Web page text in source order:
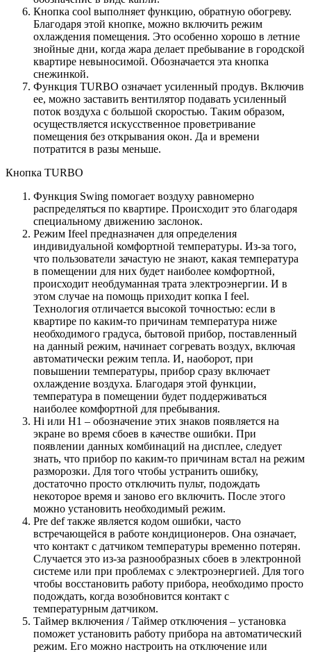
Кнопка cool выполняет функцию, обратную обогреву.
Благодаря этой кнопке, можно включить режим
охлаждения помещения. Это особенно хорошо в летние
знойные дни, когда жара делает пребывание в городской
квартире невыносимой. Обозначается эта кнопка
снежинкой.
Функция TURBO означает усиленный продув. Включив
ее, можно заставить вентилятор подавать усиленный
поток воздуха с большой скоростью. Таким образом,
осуществляется искусственное проветривание
помещения без открывания окон. Да и времени
потратится в разы меньше.
Кнопка TURBO
Функция Swing помогает воздуху равномерно
распределяться по квартире. Происходит это благодаря
специальному движению заслонок.
Режим Ifeel предназначен для определения
индивидуальной комфортной температуры. Из-за того,
что пользователи зачастую не знают, какая температура
в помещении для них будет наиболее комфортной,
происходит необдуманная трата электроэнергии. И в
этом случае на помощь приходит копка I feel.
Технология отличается высокой точностью: если в
квартире по каким-то причинам температура ниже
необходимого градуса, бытовой прибор, поставленный
на данный режим, начинает согревать воздух, включая
автоматически режим тепла. И, наоборот, при
повышении температуры, прибор сразу включает
охлаждение воздуха. Благодаря этой функции,
температура в помещении будет поддерживаться
наиболее комфортной для пребывания.
Hi или Н1 – обозначение этих знаков появляется на
экране во время сбоев в качестве ошибки. При
появлении данных комбинаций на дисплее, следует
знать, что прибор по каким-то причинам встал на режим
разморозки. Для того чтобы устранить ошибку,
достаточно просто отключить пульт, подождать
некоторое время и заново его включить. После этого
можно установить необходимый режим.
Рre def также является кодом ошибки, часто
встречающейся в работе кондиционеров. Она означает,
что контакт с датчиком температуры временно потерян.
Случается это из-за разнообразных сбоев в электронной
системе или при проблемах с электроэнергией. Для того
чтобы восстановить работу прибора, необходимо просто
подождать, когда возобновится контакт с
температурным датчиком.
Таймер включения / Таймер отключения – установка
поможет установить работу прибора на автоматический
режим. Его можно настроить на отключение или